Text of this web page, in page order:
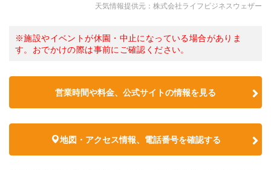
天気情報提供元：株式会社ライフビジネスウェザー
※施設やイベントが休園・中止になっている場合がありま
す。おでかけの際は事前にご確認ください。
営業時間や料金、公式サイトの情報を見る
地図・アクセス情報、電話番号を確認する